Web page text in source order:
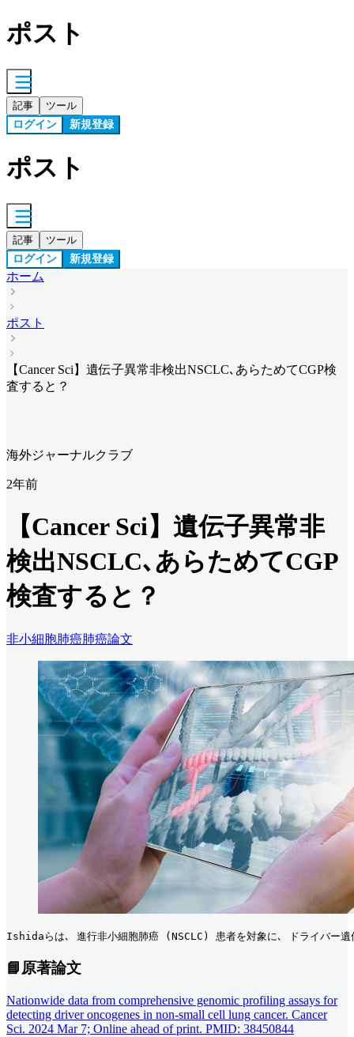
ポスト
記事 ツール
ログイン 新規登録
ポスト
記事 ツール
ログイン 新規登録
ホーム
ポスト
【Cancer Sci】遺伝子異常非検出NSCLC､あらためてCGP検
査すると？
海外ジャーナルクラブ
2年前
【Cancer Sci】遺伝子異常非
検出NSCLC､あらためてCGP
検査すると？
非小細胞肺癌肺癌論文
Ishidaらは､ 進行非小細胞肺癌 (NSCLC) 患者を対象に､ ドライバー遺
📘原著論文
Nationwide data from comprehensive genomic profiling assays for
detecting driver oncogenes in non-small cell lung cancer. Cancer
Sci. 2024 Mar 7; Online ahead of print. PMID: 38450844